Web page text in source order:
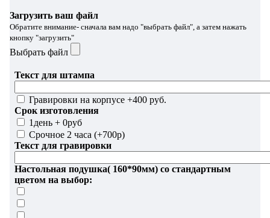
Загрузить ваш файл
Обратите внимание- сначала вам надо "выбрать файл", а затем нажать
кнопку "загрузить"
Выбрать файл
Текст для штампа
Гравировки на корпусе +400 руб.
Срок изготовления
1день + 0руб
Срочное 2 часа (+700р)
Текст для гравировки
Настольная подушка( 160*90мм) со стандартным
цветом на выбор: